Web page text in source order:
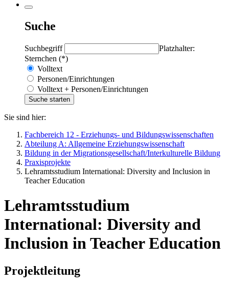
Suche
Suchbegriff
Platzhalter:
Sternchen (*)
Volltext
Personen/Einrichtungen
Volltext + Personen/Einrichtungen
Sie sind hier:
Fachbereich 12 - Erziehungs- und Bildungswissenschaften
Abteilung A: Allgemeine Erziehungswissenschaft
Bildung in der Migrationsgesellschaft/Interkulturelle Bildung
Praxisprojekte
Lehramtsstudium International: Diversity and Inclusion in
Teacher Education
Lehramtsstudium
International: Diversity and
Inclusion in Teacher Education
Projektleitung